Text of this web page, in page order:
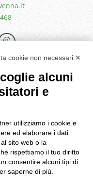
cookie non necessari ✕
alcuni
e
utilizziamo i cookie e
ed elaborare i dati
sito web o la
rispettiamo il tuo diritto
consentire alcuni tipi di
saperne di più.